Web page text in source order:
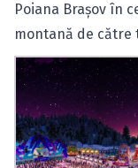
Poiana Brașov în
montană de către